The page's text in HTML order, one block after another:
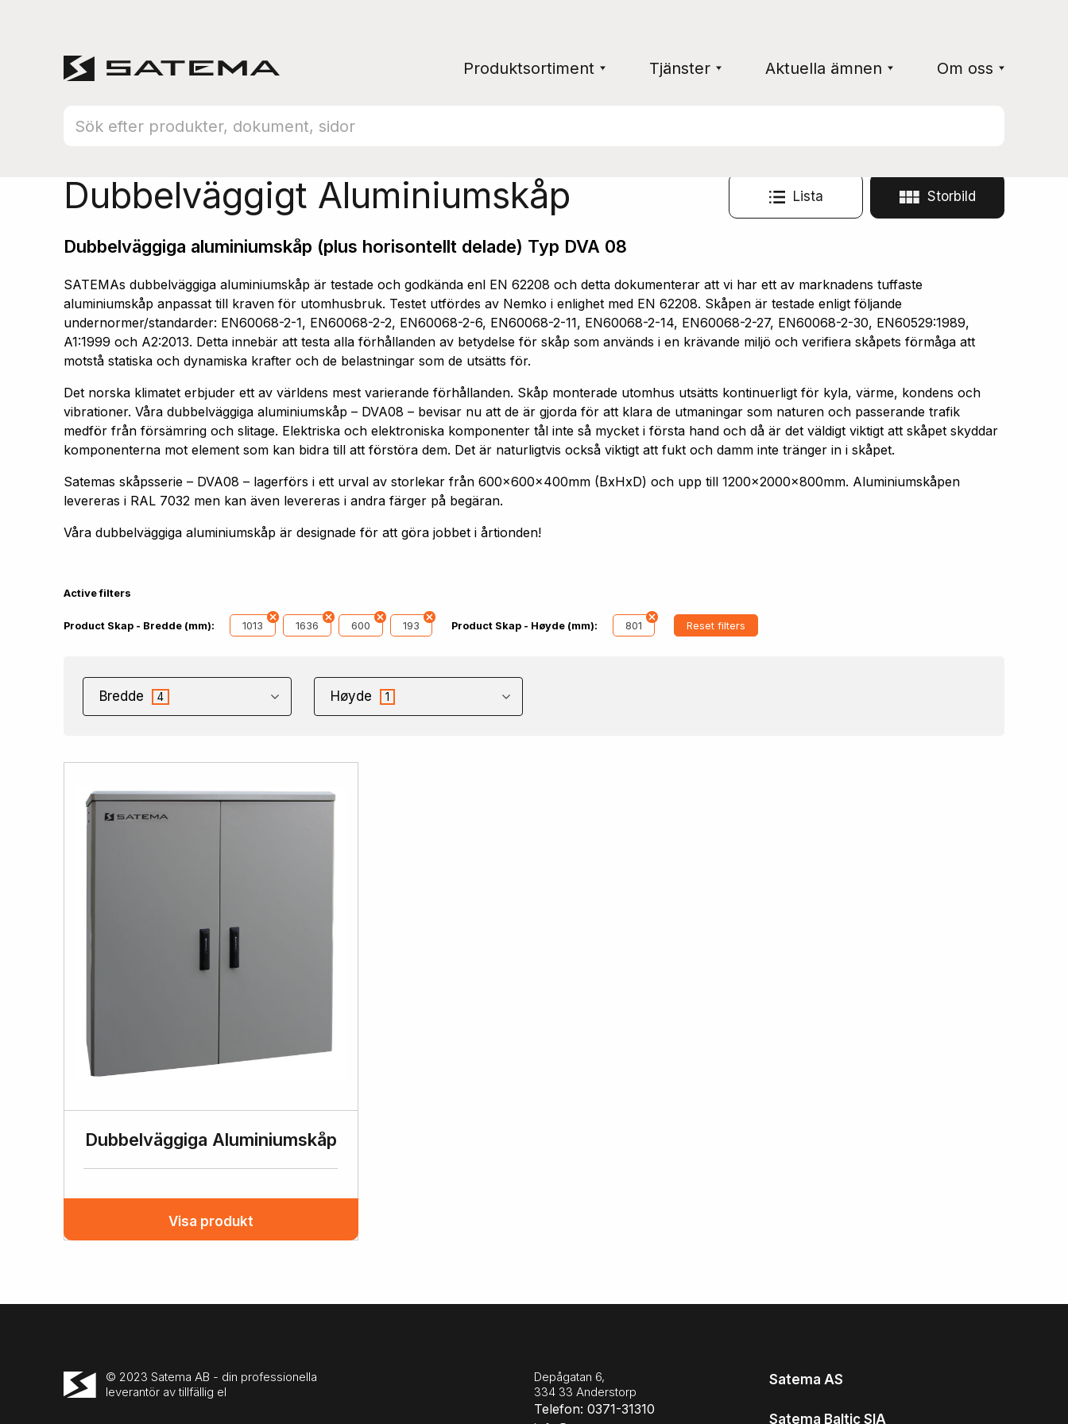
Produktsortiment Tjänster Aktuella ämnen Om oss
Hem Produktsortiment Aluminiumskåp
Dubbelväggigt Aluminiumskåp Lista Storbild
Dubbelväggiga aluminiumskåp (plus horisontellt delade) Typ DVA 08
SATEMAs dubbelväggiga aluminiumskåp är testade och godkända enl EN 62208 och detta dokumenterar att vi har ett av marknadens tuffaste
aluminiumskåp anpassat till kraven för utomhusbruk. Testet utfördes av Nemko i enlighet med EN 62208. Skåpen är testade enligt följande
undernormer/standarder: EN60068-2-1, EN60068-2-2, EN60068-2-6, EN60068-2-11, EN60068-2-14, EN60068-2-27, EN60068-2-30, EN60529:1989,
A1:1999 och A2:2013. Detta innebär att testa alla förhållanden av betydelse för skåp som används i en krävande miljö och verifiera skåpets förmåga att
motstå statiska och dynamiska krafter och de belastningar som de utsätts för.
Det norska klimatet erbjuder ett av världens mest varierande förhållanden. Skåp monterade utomhus utsätts kontinuerligt för kyla, värme, kondens och
vibrationer. Våra dubbelväggiga aluminiumskåp – DVA08 – bevisar nu att de är gjorda för att klara de utmaningar som naturen och passerande trafik
medför från försämring och slitage. Elektriska och elektroniska komponenter tål inte så mycket i första hand och då är det väldigt viktigt att skåpet skyddar
komponenterna mot element som kan bidra till att förstöra dem. Det är naturligtvis också viktigt att fukt och damm inte tränger in i skåpet.
Satemas skåpsserie – DVA08 – lagerförs i ett urval av storlekar från 600x600x400mm (BxHxD) och upp till 1200x2000x800mm. Aluminiumskåpen
levereras i RAL 7032 men kan även levereras i andra färger på begäran.
Våra dubbelväggiga aluminiumskåp är designade för att göra jobbet i årtionden!
Active filters
Product Skap - Bredde (mm): 1013 1636 600 193 Product Skap - Høyde (mm): 801 Reset filters
Bredde 4 Høyde 1
Dubbelväggiga Aluminiumskåp
Visa produkt
© 2023 Satema AB - din professionella
leverantör av tillfällig el
Depågatan 6,
334 33 Anderstorp
Telefon: 0371-31310
Satema AS
Satema Baltic SIA